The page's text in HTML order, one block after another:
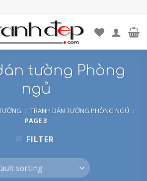
tường Phòng
ngủ
/ TRANH DÁN TƯỜNG PHÒNG NGỦ /
PAGE 3
FILTER